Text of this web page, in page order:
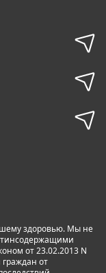
здоровью. Мы не
от 23.02.2013 N
граждан от